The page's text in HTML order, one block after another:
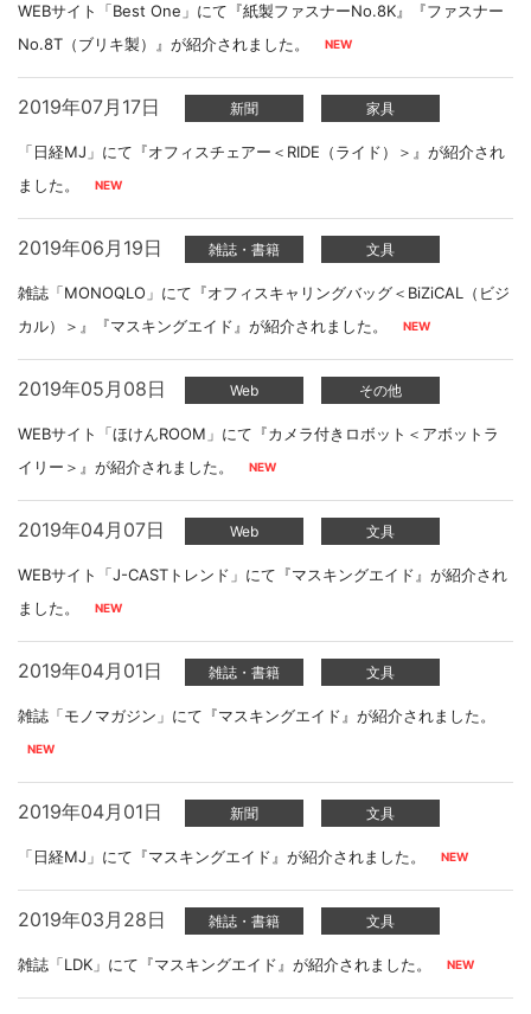
WEBサイト「Best One」にて『紙製ファスナーNo.8K』『ファスナー
No.8T（ブリキ製）』が紹介されました。
2019年07月17日 新聞 家具
「日経MJ」にて『オフィスチェアー＜RIDE（ライド）＞』が紹介され
ました。
2019年06月19日 雑誌・書籍 文具
雑誌「MONOQLO」にて『オフィスキャリングバッグ＜BiZiCAL（ビジ
カル）＞』『マスキングエイド』が紹介されました。
2019年05月08日 Web その他
WEBサイト「ほけんROOM」にて『カメラ付きロボット＜アボットラ
イリー＞』が紹介されました。
2019年04月07日 Web 文具
WEBサイト「J-CASTトレンド」にて『マスキングエイド』が紹介され
ました。
2019年04月01日 雑誌・書籍 文具
雑誌「モノマガジン」にて『マスキングエイド』が紹介されました。
2019年04月01日 新聞 文具
「日経MJ」にて『マスキングエイド』が紹介されました。
2019年03月28日 雑誌・書籍 文具
雑誌「LDK」にて『マスキングエイド』が紹介されました。